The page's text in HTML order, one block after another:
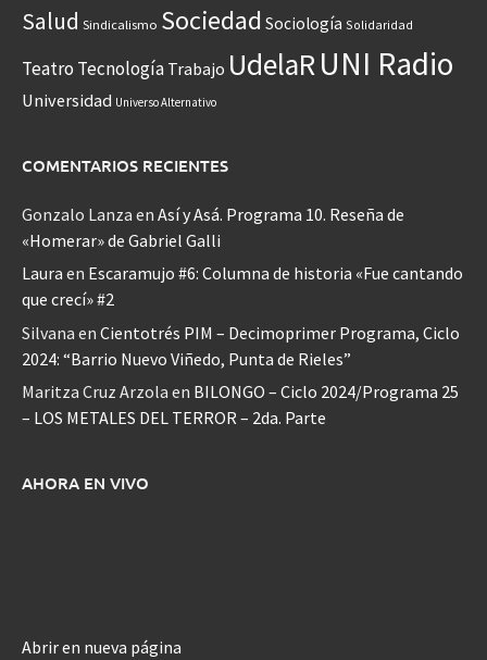
Salud Sindicalismo Sociedad Sociología Solidaridad
Teatro Tecnología Trabajo UdelaRUNI Radio
Universidad Universo Alternativo
COMENTARIOS RECIENTES
Gonzalo Lanza en Así y Asá. Programa 10. Reseña de
«Homerar» de Gabriel Galli
Laura en Escaramujo #6: Columna de historia «Fue cantando
que crecí» #2
Silvana en Cientotrés PIM – Decimoprimer Programa, Ciclo
2024: “Barrio Nuevo Viñedo, Punta de Rieles”
Maritza Cruz Arzola en BILONGO – Ciclo 2024/Programa 25
– LOS METALES DEL TERROR – 2da. Parte
AHORA EN VIVO
Abrir en nueva página